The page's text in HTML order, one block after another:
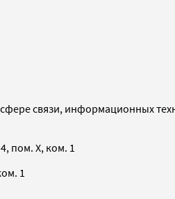
связи, информационных
пом. X, ком. 1
1